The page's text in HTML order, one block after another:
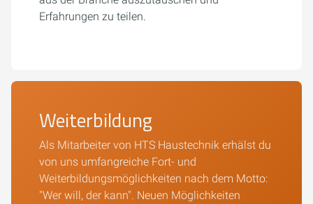
Erfahrungen zu teilen.
Weiterbildung
Als Mitarbeiter von HTS Haustechnik erhälst du
von uns umfangreiche Fort- und
Weiterbildungsmöglichkeiten nach dem Motto:
"Wer will, der kann". Neuen Möglichkeiten